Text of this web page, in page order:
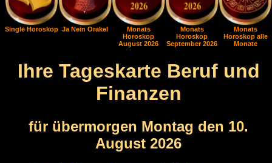
Single Horoskop Ja Nein Orakel
Monats
Horoskop
August 2026
Monats
Horoskop
September 2026
Monats
Horoskop alle
Monate
Ihre Tageskarte Beruf und
Finanzen
für übermorgen Montag den 10.
August 2026